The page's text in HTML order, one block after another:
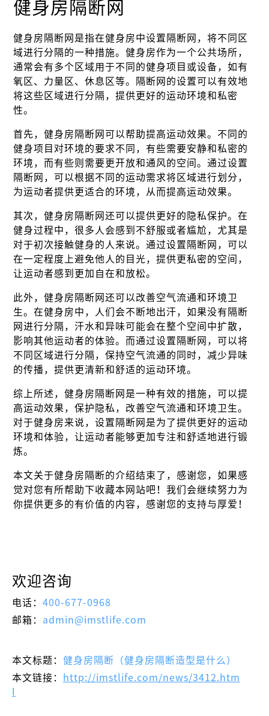
健身房隔断网
健身房隔断网是指在健身房中设置隔断网，将不同区
域进行分隔的一种措施。健身房作为一个公共场所，
通常会有多个区域用于不同的健身项目或设备，如有
氧区、力量区、休息区等。隔断网的设置可以有效地
将这些区域进行分隔，提供更好的运动环境和私密
性。
首先，健身房隔断网可以帮助提高运动效果。不同的
健身项目对环境的要求不同，有些需要安静和私密的
环境，而有些则需要更开放和通风的空间。通过设置
隔断网，可以根据不同的运动需求将区域进行划分，
为运动者提供更适合的环境，从而提高运动效果。
其次，健身房隔断网还可以提供更好的隐私保护。在
健身过程中，很多人会感到不舒服或者尴尬，尤其是
对于初次接触健身的人来说。通过设置隔断网，可以
在一定程度上避免他人的目光，提供更私密的空间，
让运动者感到更加自在和放松。
此外，健身房隔断网还可以改善空气流通和环境卫
生。在健身房中，人们会不断地出汗，如果没有隔断
网进行分隔，汗水和异味可能会在整个空间中扩散，
影响其他运动者的体验。而通过设置隔断网，可以将
不同区域进行分隔，保持空气流通的同时，减少异味
的传播，提供更清新和舒适的运动环境。
综上所述，健身房隔断网是一种有效的措施，可以提
高运动效果，保护隐私，改善空气流通和环境卫生。
对于健身房来说，设置隔断网是为了提供更好的运动
环境和体验，让运动者能够更加专注和舒适地进行锻
炼。
本文关于健身房隔断的介绍结束了，感谢您，如果感
觉对您有所帮助下收藏本网站吧！我们会继续努力为
你提供更多的有价值的内容，感谢您的支持与厚爱！
欢迎咨询
电话： 400-677-0968
邮箱： admin@imstlife.com
本文标题： 健身房隔断（健身房隔断造型是什么）
本文链接：
http://imstlife.com/news/3412.htm